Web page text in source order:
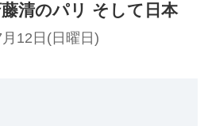
清のパリ そして日本
12日(日曜日)